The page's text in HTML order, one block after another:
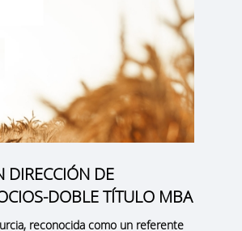
DIRECCIÓN DE
DOBLE TÍTULO MBA
, reconocida como un referente